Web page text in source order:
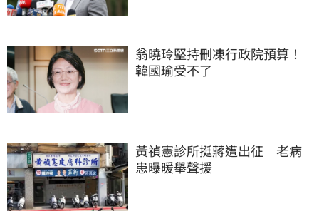
翁曉玲堅持刪凍行政院預算！
韓國瑜受不了
黃禎憲診所挺蔣遭出征　老病
患曝暖舉聲援